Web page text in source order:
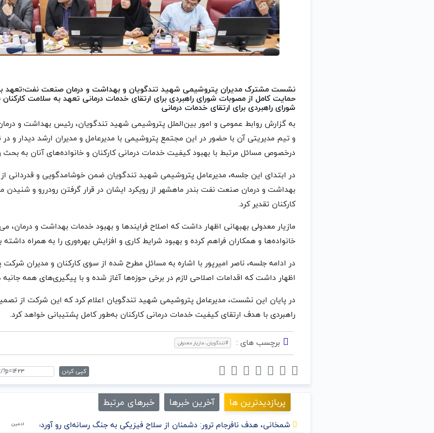
نشست مشترک مدیران پتروشیمی شهید تندگویان و بهداشت و درمان صنعت نفت؛تعهد به
حمایت کامل از مصوبات شورای راهبردی برای ارتقای خدمات درمانی تعهد به سلامت
شورای راهبردی برای ارتقای خدمات درمانی
به گزارش روابط عمومی و امور بین‌الملل پتروشیمی شهید تندگویان، رئیس بهداشت و
و تیم مدیریتی آن با حضور در این مجتمع پتروشیمی با مدیرعامل و مدیران ارشد دیدار و
درخصوص مسائل مرتبط با بهبود کیفیت خدمات درمانی کارکنان و خانواده‌های آنان به بحث
در ابتدای این جلسه، مدیرعامل پتروشیمی شهید تندگویان ضمن خوشامدگویی و قدردانی
بهداشت و درمان صنعت نفت بندر ماهشهر از رویکرد ایشان در قرار گرفتن رودررو و
کارکنان تقدیر کرد.
مازیار معدولی بهبهانی اظهار داشت که اصلاح فرایندها و بهبود خدمات بهداشت و درمان،
خانواده‌ها و همکاران فراهم کرده و بهبود شرایط کاری و افزایش بهره‌وری را به همراه داشته
در ادامه جلسه، ناصر امیرپور با اشاره به مسائل مطرح شده از سوی کارکنان و مدیران
اظهار داشت که اقدامات اصلاحی لازم در برخی حوزه‌ها آغاز شده و با پیگیری‌های همه
در پایان این نشست، مدیرعامل پتروشیمی شهید تندگویان اعلام کرد که این شرکت از
راهبردی با هدف ارتقای کیفیت خدمات درمانی کارکنان به‌طور کامل پشتیبانی خواهد کرد.
برچسب های : #تندگویان، مازیار معدولی
کپی کردن
پربازدیدترین ها آخرین خبرها خبرهای مرتبط
ادمینشمخانی، هدف نافرجام ترور: دشمنان از سلاح فیزیکی به جنگ رسانه‌ای رو آوردند/